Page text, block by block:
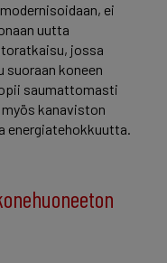
ei
uutta
jossa
koneen
saumattomasti
kanaviston
energiatehokkuutta.